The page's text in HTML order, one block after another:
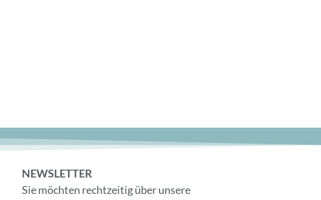
NEWSLETTER
Sie möchten rechtzeitig über unsere